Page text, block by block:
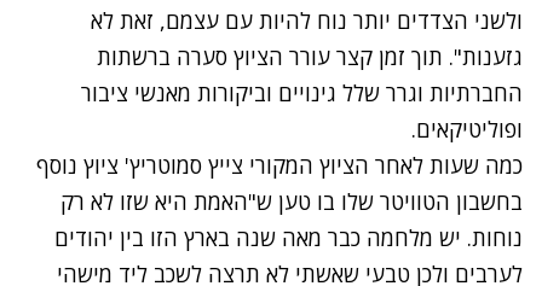
ולשני הצדדים יותר נוח להיות עם עצמם, זאת לא
גזענות". תוך זמן קצר עורר הציוץ סערה ברשתות
החברתיות וגרר שלל גינויים וביקורות מאנשי ציבור
ופוליטיקאים.
כמה שעות לאחר הציוץ המקורי צייץ סמוטריץ' ציוץ נוסף
בחשבון הטוויטר שלו בו טען ש"האמת היא שזו לא רק
נוחות. יש מלחמה כבר מאה שנה בארץ הזו בין יהודים
לערבים ולכן טבעי שאשתי לא תרצה לשכב ליד מישהי